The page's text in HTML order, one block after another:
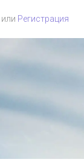
или Регистрация